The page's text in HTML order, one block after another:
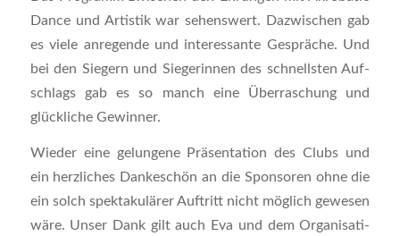
Dance und Artis­tik war sehens­wert. Dazwi­schen gab
es vie­le anre­gen­de und inter­es­san­te Gesprä­che. Und
bei den Sie­gern und Sie­ge­rin­nen des schnells­ten Auf­
schlags gab es so manch eine Über­ra­schung und
glück­li­che Gewinner.
Wie­der eine gelun­ge­ne Prä­sen­ta­ti­on des Clubs und
ein herz­li­ches Dan­ke­schön an die Spon­so­ren ohne die
ein solch spek­ta­ku­lä­rer Auf­tritt nicht mög­lich gewe­sen
wäre. Unser Dank gilt auch Eva und dem Orga­ni­sa­ti­